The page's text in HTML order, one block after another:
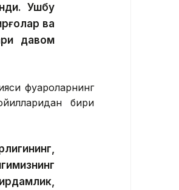
Ушбу
ва
давом
фуқароларнинг
бири